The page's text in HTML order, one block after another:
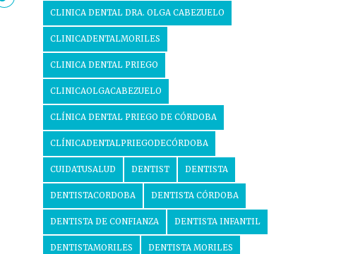
CLINICA DENTAL DRA. OLGA CABEZUELO
CLINICADENTALMORILES
CLINICA DENTAL PRIEGO
CLINICAOLGACABEZUELO
CLÍNICA DENTAL PRIEGO DE CÓRDOBA
CLÍNICADENTALPRIEGODECÓRDOBA
CUIDATUSALUD DENTIST DENTISTA
DENTISTACORDOBA DENTISTA CÓRDOBA
DENTISTA DE CONFIANZA DENTISTA INFANTIL
DENTISTAMORILES DENTISTA MORILES